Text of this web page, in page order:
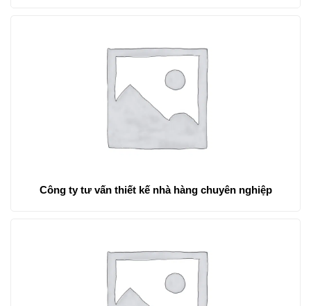
Công ty tư vấn thiết kế nhà hàng chuyên nghiệp